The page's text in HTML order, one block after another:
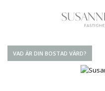
VAD ÄR DIN BOSTAD VÄRD?